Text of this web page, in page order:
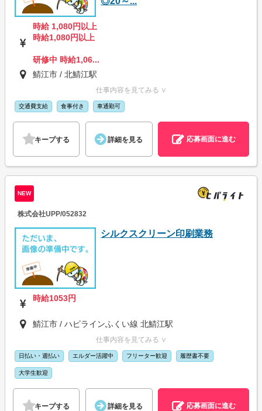
時給 1,080円以上
時給1,080円以上
研修中 時給1,06...
鯖江市 / 北鯖江駅
仕事内容を見てみる ∨
交通費支給 食事付き 車通勤可
キープする 詳細を見る 応募画面に進む
NEW
株式会社UPP/052832
シルクスクリーン印刷業務
時給1053円
鯖江市 / ハピラインふくい線 北鯖江駅
仕事内容を見てみる ∨
日払い・週払い エルダー活躍中 フリーター歓迎 履歴書不要
大学生歓迎
キープする 詳細を見る 応募画面に進む